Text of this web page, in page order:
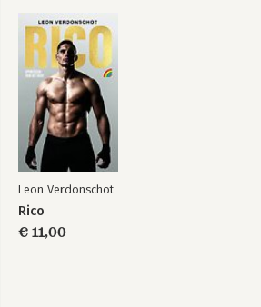
Leon Verdonschot
Rico
€ 11,00